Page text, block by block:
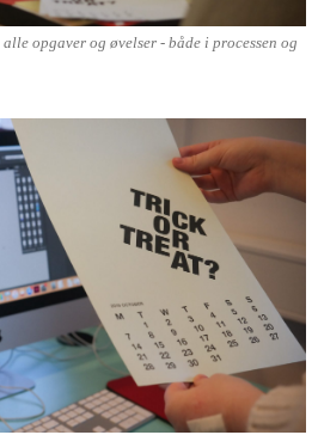
opgaver og øvelser - både i processen og